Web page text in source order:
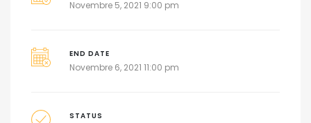
Novembre 5, 2021 9:00 pm
END DATE
Novembre 6, 2021 11:00 pm
STATUS